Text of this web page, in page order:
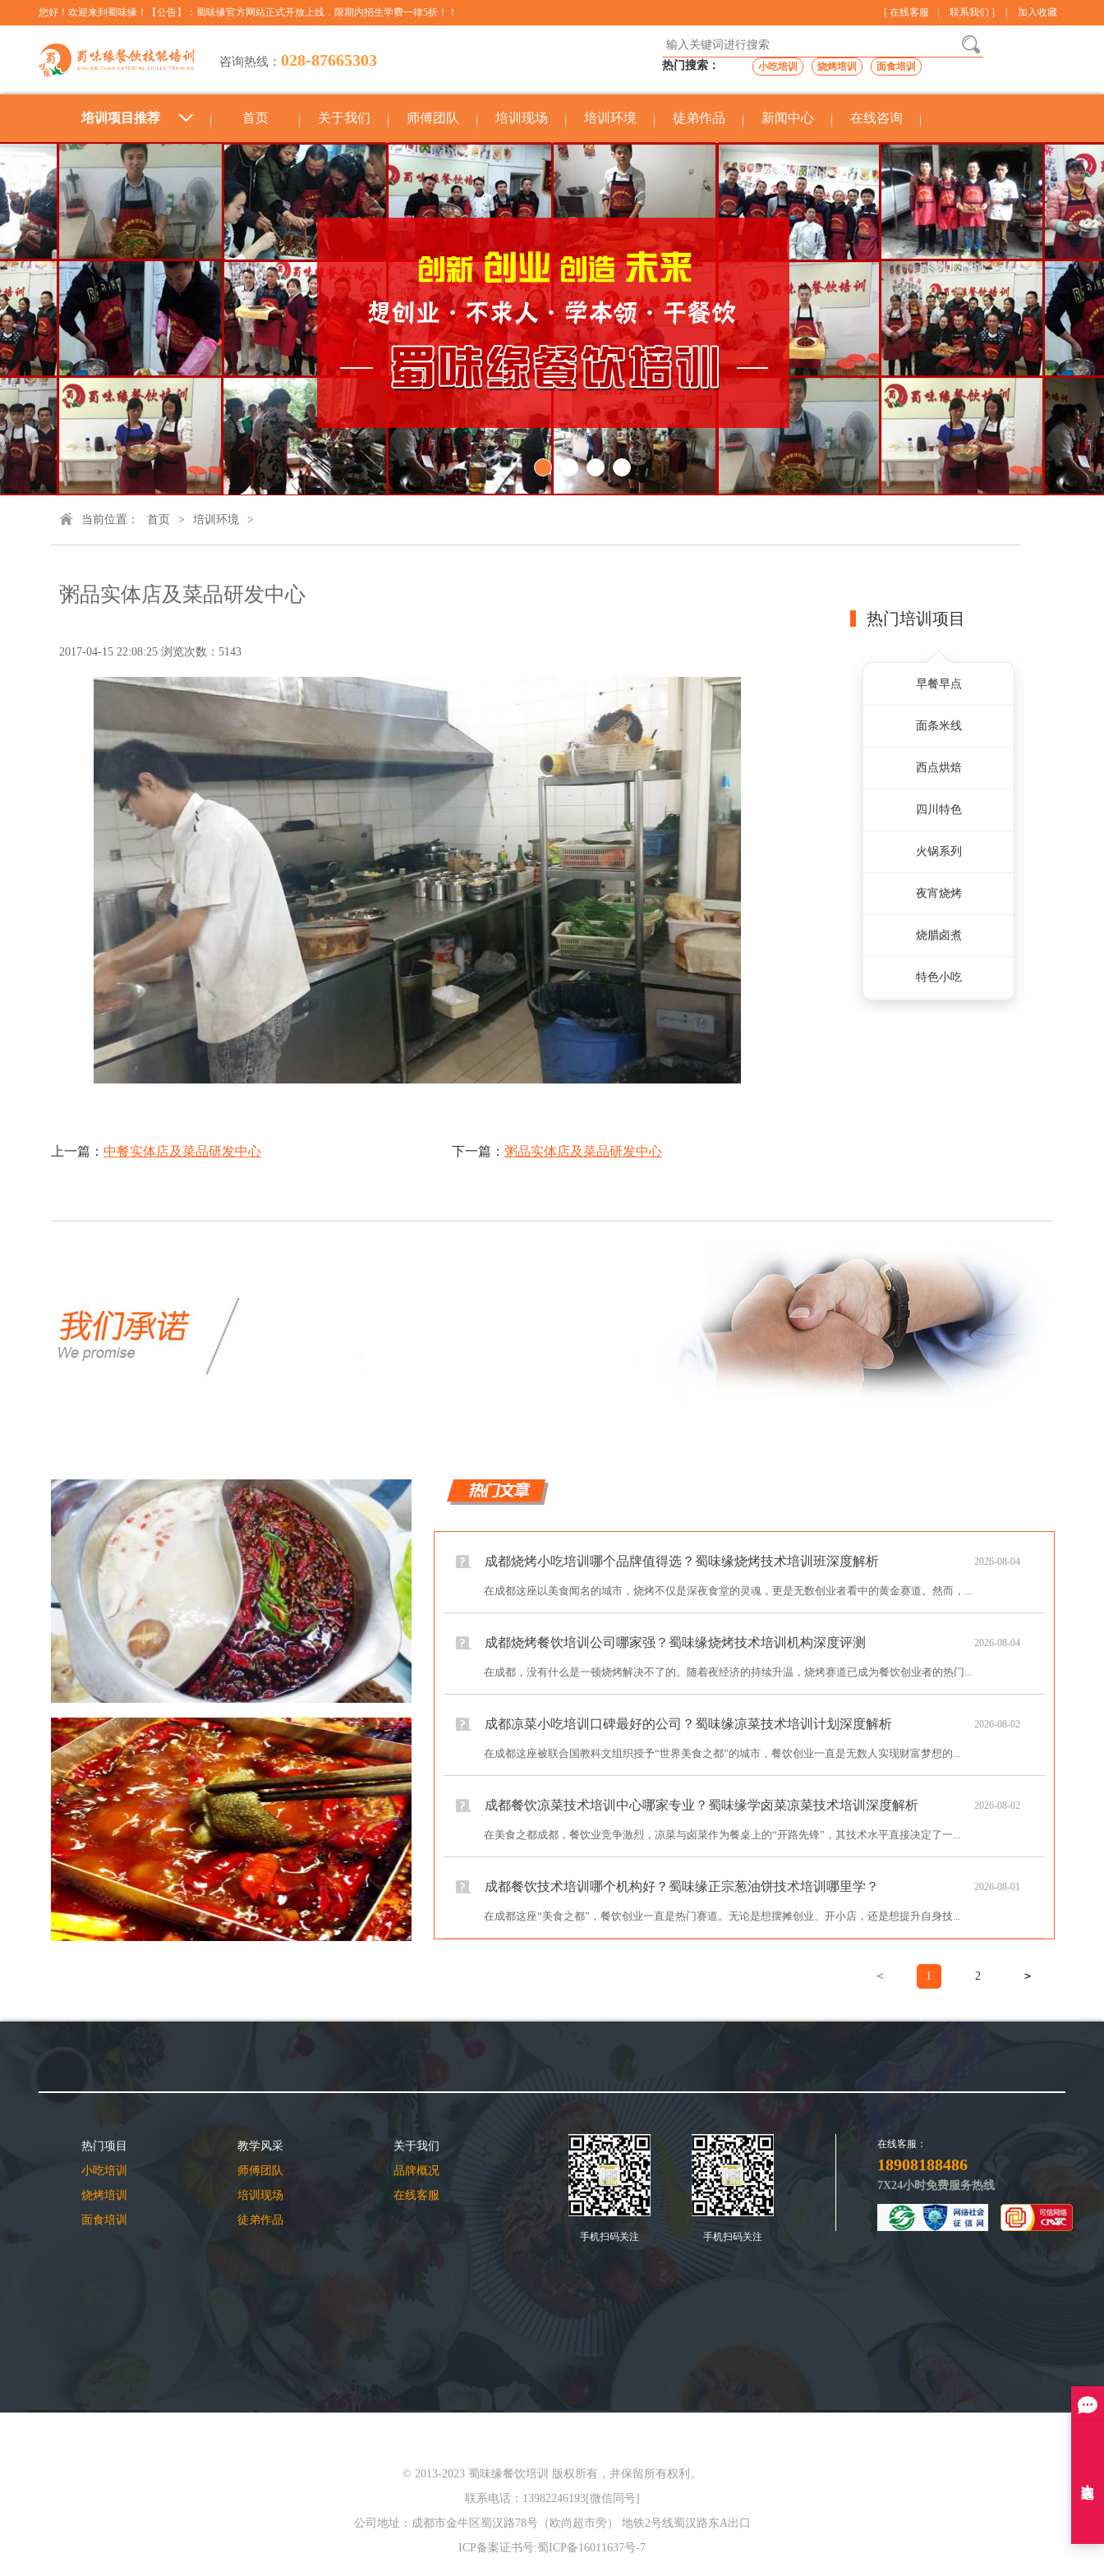
您好！欢迎来到蜀味缘！【公告】：蜀味缘官方网站正式开放上线，限期内招生学费一律5折！！ [ 在线客服 联系我们 ] 加入收藏
咨询热线： 028-87665303 热门搜索： 小吃培训 烧烤培训 面食培训
培训项目推荐 首页 关于我们 师傅团队 培训现场 培训环境 徒弟作品 新闻中心 在线咨询
当前位置： 首页 > 培训环境 >
粥品实体店及菜品研发中心
2017-04-15 22:08:25 浏览次数：5143
上一篇： 中餐实体店及菜品研发中心 下一篇： 粥品实体店及菜品研发中心
热门培训项目
早餐早点
面条米线
西点烘焙
四川特色
火锅系列
夜宵烧烤
烧腊卤煮
特色小吃
成都烧烤小吃培训哪个品牌值得选？蜀味缘烧烤技术培训班深度解析 2026-08-04
在成都这座以美食闻名的城市，烧烤不仅是深夜食堂的灵魂，更是无数创业者看中的黄金赛道。然而，...
成都烧烤餐饮培训公司哪家强？蜀味缘烧烤技术培训机构深度评测 2026-08-04
在成都，没有什么是一顿烧烤解决不了的。随着夜经济的持续升温，烧烤赛道已成为餐饮创业者的热门...
成都凉菜小吃培训口碑最好的公司？蜀味缘凉菜技术培训计划深度解析 2026-08-02
在成都这座被联合国教科文组织授予“世界美食之都”的城市，餐饮创业一直是无数人实现财富梦想的...
成都餐饮凉菜技术培训中心哪家专业？蜀味缘学卤菜凉菜技术培训深度解析 2026-08-02
在美食之都成都，餐饮业竞争激烈，凉菜与卤菜作为餐桌上的“开路先锋”，其技术水平直接决定了一...
成都餐饮技术培训哪个机构好？蜀味缘正宗葱油饼技术培训哪里学？ 2026-08-01
在成都这座“美食之都”，餐饮创业一直是热门赛道。无论是想摆摊创业、开小店，还是想提升自身技...
＜ 1 2 ＞
热门项目
小吃培训
烧烤培训
面食培训
教学风采
师傅团队
培训现场
徒弟作品
关于我们
品牌概况
在线客服
手机扫码关注 手机扫码关注
在线客服：
18908188486
7X24小时免费服务热线
© 2013-2023 蜀味缘餐饮培训 版权所有，并保留所有权利。
联系电话：13982246193[微信同号]
公司地址：成都市金牛区蜀汉路78号（欧尚超市旁） 地铁2号线蜀汉路东A出口
ICP备案证书号:蜀ICP备16011637号-7